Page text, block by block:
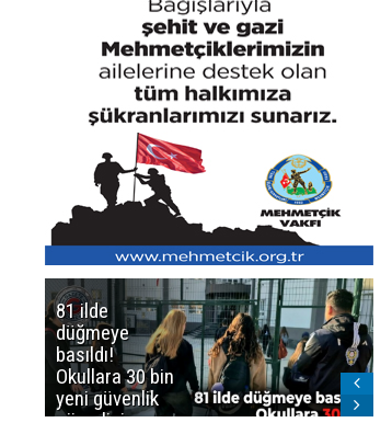
81 ilde
düğmeye
basıldı!
Okullara 30 bin
yeni güvenlik
görevlisi